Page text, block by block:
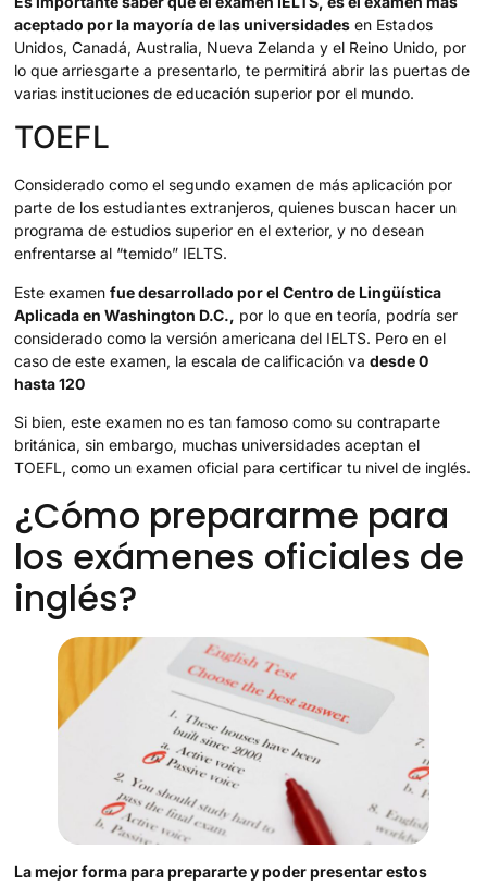
aceptado por la mayoría de las universidades en Estados
Unidos, Canadá, Australia, Nueva Zelanda y el Reino Unido, por
lo que arriesgarte a presentarlo, te permitirá abrir las puertas de
varias instituciones de educación superior por el mundo.
TOEFL
Considerado como el segundo examen de más aplicación por
parte de los estudiantes extranjeros, quienes buscan hacer un
programa de estudios superior en el exterior, y no desean
enfrentarse al “temido” IELTS.
Este examenfue desarrollado por el Centro de Lingüística
Aplicada en Washington D.C., por lo que en teoría, podría ser
considerado como la versión americana del IELTS. Pero en el
caso de este examen, la escala de calificación vadesde 0
hasta 120
Si bien, este examen no es tan famoso como su contraparte
británica, sin embargo, muchas universidades aceptan el
TOEFL, como un examen oficial para certificar tu nivel de inglés.
¿Cómo prepararme para
los exámenes oficiales de
inglés?
La mejor forma para prepararte y poder presentar estos